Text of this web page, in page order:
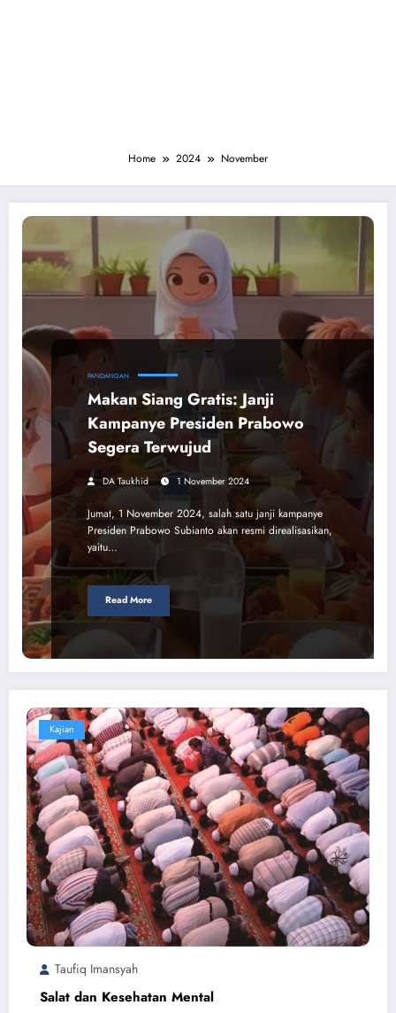
Home 2024 November
PANDANGAN
Makan Siang Gratis: Janji
Kampanye Presiden Prabowo
Segera Terwujud
DA Taukhid 1 November 2024
Jumat, 1 November 2024, salah satu janji kampanye
Presiden Prabowo Subianto akan resmi direalisasikan,
yaitu…
Read More
Kajian
Taufiq Imansyah
Salat dan Kesehatan Mental